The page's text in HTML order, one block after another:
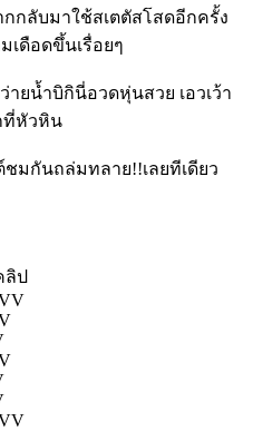
กกลับมาใช้สเตตัสโสดอีกครั้ง
เดือดขึ้นเรื่อยๆ
ยน้ำบิกินี่อวดหุ่นสวย เอวเว้า
ที่หัวหิน
มกันถล่มทลาย!!เลยทีเดียว
ลิป